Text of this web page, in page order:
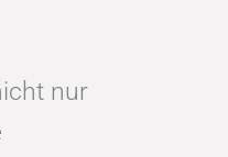
nur